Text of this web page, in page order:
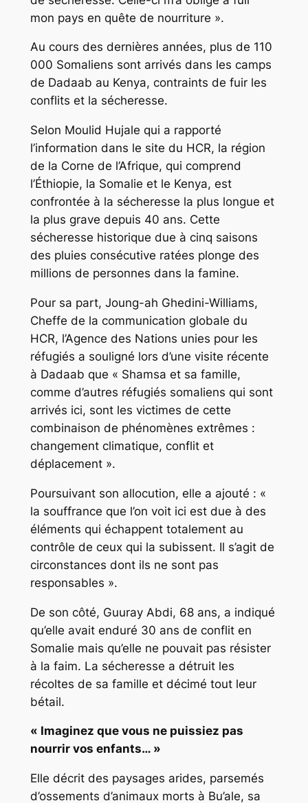
mon pays en quête de nourriture ».
Au cours des dernières années, plus de 110
000 Somaliens sont arrivés dans les camps
de Dadaab au Kenya, contraints de fuir les
conflits et la sécheresse.
Selon Moulid Hujale qui a rapporté
l’information dans le site du HCR, la région
de la Corne de l’Afrique, qui comprend
l’Éthiopie, la Somalie et le Kenya, est
confrontée à la sécheresse la plus longue et
la plus grave depuis 40 ans. Cette
sécheresse historique due à cinq saisons
des pluies consécutive ratées plonge des
millions de personnes dans la famine.
Pour sa part, Joung-ah Ghedini-Williams,
Cheffe de la communication globale du
HCR, l’Agence des Nations unies pour les
réfugiés a souligné lors d’une visite récente
à Dadaab que « Shamsa et sa famille,
comme d’autres réfugiés somaliens qui sont
arrivés ici, sont les victimes de cette
combinaison de phénomènes extrêmes :
changement climatique, conflit et
déplacement ».
Poursuivant son allocution, elle a ajouté : «
la souffrance que l’on voit ici est due à des
éléments qui échappent totalement au
contrôle de ceux qui la subissent. Il s’agit de
circonstances dont ils ne sont pas
responsables ».
De son côté, Guuray Abdi, 68 ans, a indiqué
qu’elle avait enduré 30 ans de conflit en
Somalie mais qu’elle ne pouvait pas résister
à la faim. La sécheresse a détruit les
récoltes de sa famille et décimé tout leur
bétail.
« Imaginez que vous ne puissiez pas
nourrir vos enfants… »
Elle décrit des paysages arides, parsemés
d’ossements d’animaux morts à Bu’ale, sa